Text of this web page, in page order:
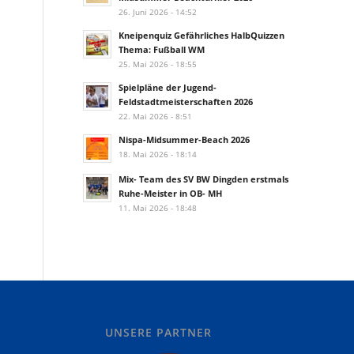
26. Juni 2026 - 14:52
Kneipenquiz Gefährliches HalbQuizzen
Thema: Fußball WM
25. Mai 2026 - 18:55
Spielpläne der Jugend-
Feldstadtmeisterschaften 2026
22. Mai 2026 - 8:51
Nispa-Midsummer-Beach 2026
18. Mai 2026 - 18:14
Mix- Team des SV BW Dingden erstmals
Ruhe-Meister in OB- MH
11. Mai 2026 - 18:48
UNSERE PARTNER